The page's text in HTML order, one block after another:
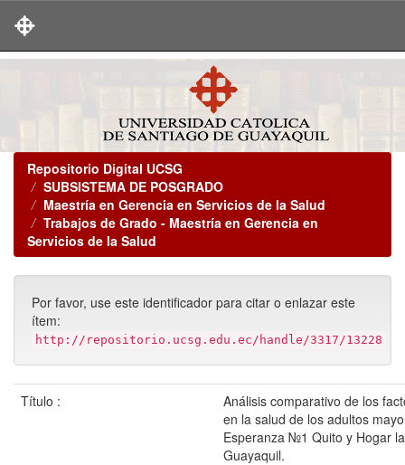
Repositorio Digital UCSG
SUBSISTEMA DE POSGRADO
Maestría en Gerencia en Servicios de la Salud
Trabajos de Grado - Maestría en Gerencia en
Servicios de la Salud
Por favor, use este identificador para citar o enlazar este
ítem:
http://repositorio.ucsg.edu.ec/handle/3317/13228
Título :
Análisis comparativo de los
en la salud de los adultos
Esperanza №1 Quito y Hogar
Guayaquil.